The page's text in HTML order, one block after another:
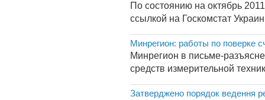
По состоянию на октябрь
ссылкой на Госкомстат
Минрегион: работы по поверке
Минрегион в письме-
средств измерительной
Затверджено порядок ведення